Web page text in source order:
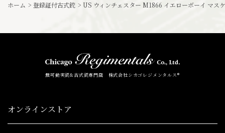
ホーム > 登録証付古式銃 > US ウィンチェスター M1866 イエローボーイ マ
無可動実銃&古式銃専門店 株式会社シカゴレジメンタルス®
オンラインストア